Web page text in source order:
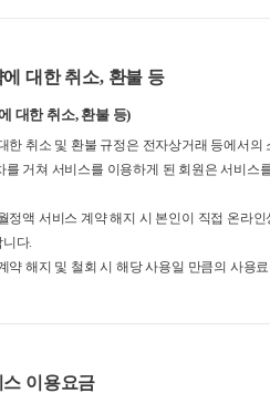
대한 취소, 환불 등
대한 취소, 환불 등)
한 취소 및 환불 규정은 전자상거래 등에서
를 거쳐 서비스를 이용하게 된 회원은 서비
정액 서비스 계약 해지 시 본인이 직접 온라
다.
약 해지 및 철회 시 해당 사용일 만큼의 사용
이용요금